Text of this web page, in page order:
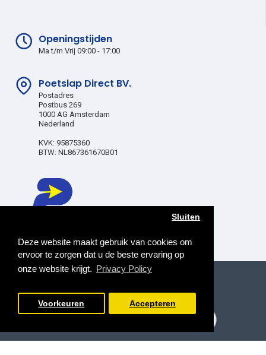
Deze website maakt gebruik van cookies om
ervoor te zorgen dat u de beste ervaring op
onze website krijgt. Privacy Policy
Sluiten
Voorkeuren Accepteren
Openingstijden
Ma t/m Vrij 09:00 - 17:00
Poetslap Direct BV.
Postadres
Postbus 269
1000 AG Amsterdam
Nederland
KVK: 95875360
BTW: NL867361670B01
Reserved